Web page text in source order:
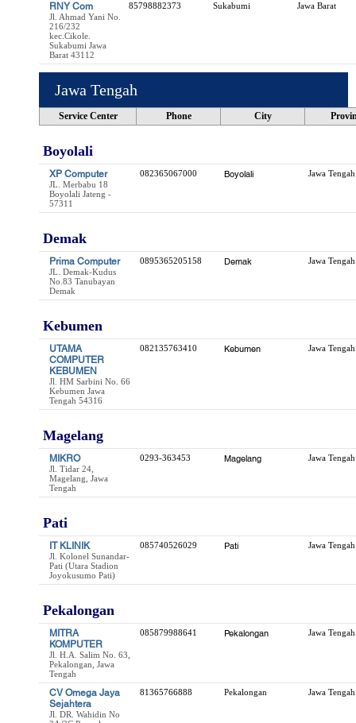
RNY Com
Jl. Ahmad Yani No.
216/232
kec.Cikole.
Sukabumi Jawa
Barat 43112
85798882373 Sukabumi Jawa Barat
Jawa Tengah
Service Center Phone City
Boyolali
XP Computer
JL. Merbabu 18
Boyolali Jateng -
57311
082365067000 Boyolali Jawa Tengah
Demak
Prima Computer
JL. Demak-Kudus
No.83 Tanubayan
Demak
0895365205158 Demak Jawa Tengah
Kebumen
UTAMA
COMPUTER
KEBUMEN
Jl. HM Sarbini No. 66
Kebumen Jawa
Tengah 54316
082135763410 Kebumen Jawa Tengah
Magelang
MIKRO
Jl. Tidar 24,
Magelang, Jawa
Tengah
0293-363453 Magelang Jawa Tengah
Pati
IT KLINIK
Jl. Kolonel Sunandar-
Pati (Utara Stadion
Joyokusumo Pati)
085740526029 Pati Jawa Tengah
Pekalongan
MITRA
KOMPUTER
Jl. H.A. Salim No. 63,
Pekalongan, Jawa
Tengah
085879988641 Pekalongan Jawa Tengah
CV Omega Jaya
Sejahtera
Jl. DR. Wahidin No
81365766888 Pekalongan Jawa Tengah